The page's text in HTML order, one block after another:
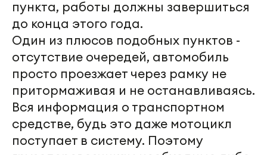
пункта, работы должны завершиться
до конца этого года.
Один из плюсов подобных пунктов -
отсутствие очередей, автомобиль
просто проезжает через рамку не
притормаживая и не останавливаясь.
Вся информация о транспортном
средстве, будь это даже мотоцикл
поступает в систему. Поэтому